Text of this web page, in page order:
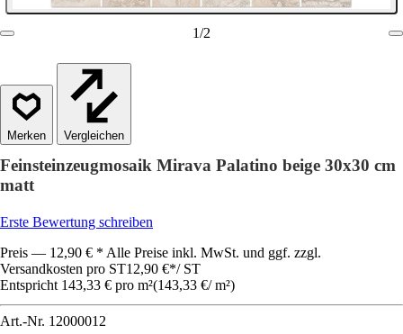
1/2
Vergleichen
Feinsteinzeugmosaik Mirava Palatino beige 30x30 cm
matt
Erste Bewertung schreiben
Preis — 12,90 € * Alle Preise inkl. MwSt. und ggf. zzgl.
Versandkosten pro ST12,90 €*/ ST
Entspricht 143,33 € pro m²(143,33 €/ m²)
Art.-Nr. 12000012